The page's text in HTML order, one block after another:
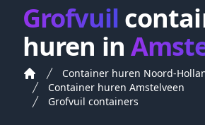
Grofvuil
huren in
Container huren Noord-
Container huren Amstelveen
Grofvuil containers